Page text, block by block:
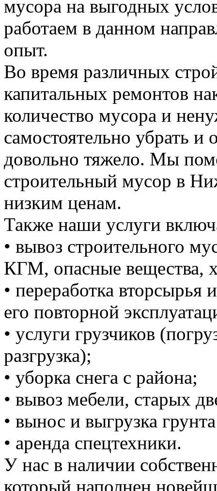
мусора на выгодных
работаем в данном
опыт.
Во время различных
капитальных ремонтов
количество мусора и
самостоятельно убрать и
довольно тяжело. Мы
строительный мусор в
низким ценам.
Также наши услуги
• вывоз строительного
КГМ, опасные вещества,
• переработка вторсырья
его повторной
• услуги грузчиков
разгрузка);
• уборка снега с района;
• вывоз мебели, старых
• вынос и выгрузка
• аренда спецтехники.
У нас в наличии
который наполнен